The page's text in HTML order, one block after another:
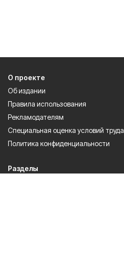
О проекте
Об издании
Правила использования
Рекламодателям
Специальная оценка условий труда
Политика конфиденциальности
Разделы